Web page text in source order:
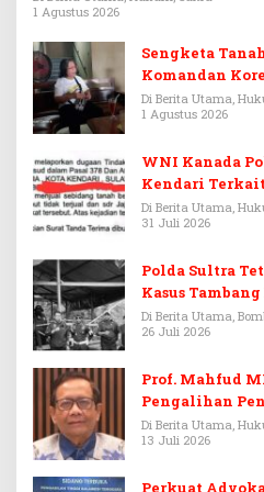
1 Agustus 2026
Sengketa
Komandan
Warisan
Di Berita Utama,
1 Agustus 2026
WNI Kanada
Kendari
Di Berita Utama,
31 Juli 2026
Polda Sultra
Kasus
Di Berita Utama,
26 Juli 2026
Prof. Mahfud
Pengalihan
Febrie
Di Berita Utama,
13 Juli 2026